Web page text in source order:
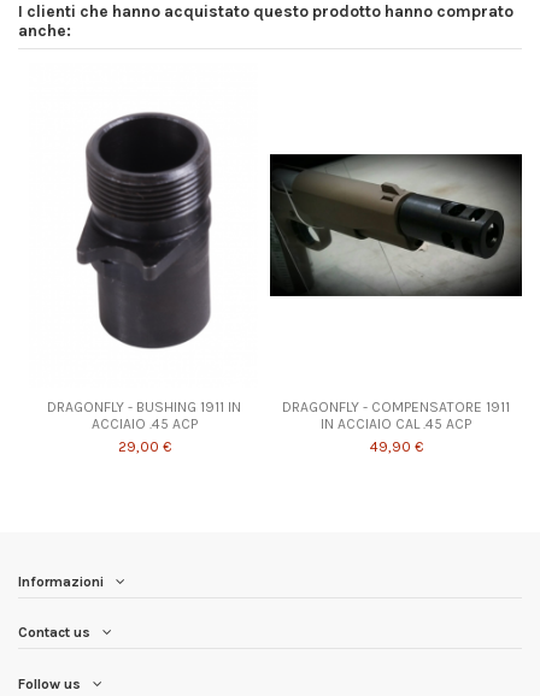
I clienti che hanno acquistato questo prodotto hanno comprato
anche:
DRAGONFLY - BUSHING 1911 IN
ACCIAIO .45 ACP
29,00 €
DRAGONFLY - COMPENSATORE 1911
IN ACCIAIO CAL .45 ACP
49,90 €
Informazioni
Contact us
Follow us